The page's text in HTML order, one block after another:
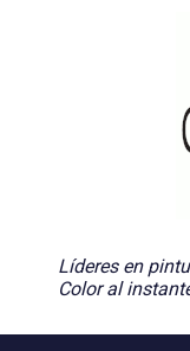
Líderes en
Color al